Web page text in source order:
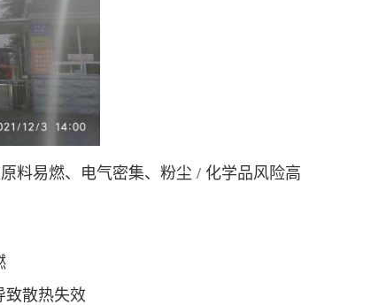
料易燃、电气密集、粉尘 / 化学品风险高
致散热失效